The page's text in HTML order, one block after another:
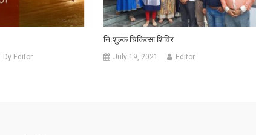
Dy Editor
नि:शुल्क चिकित्सा शिविर
July 19, 2021 Editor